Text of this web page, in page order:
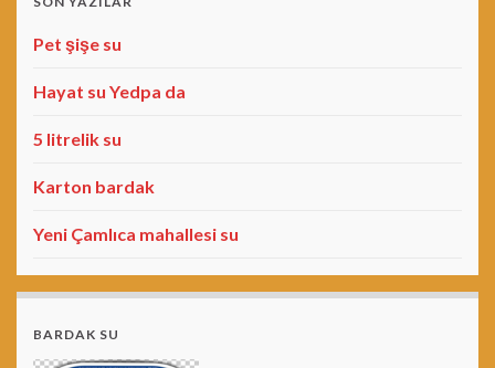
Pet şişe su
Hayat su Yedpa da
5 litrelik su
Karton bardak
Yeni Çamlıca mahallesi su
BARDAK SU